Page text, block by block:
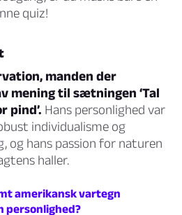
quiz!
manden der
mening til sætningen ‘Tal
pind’. Hans personlighed var
individualisme og
og hans passion for naturen
haller.
amerikansk vartegn